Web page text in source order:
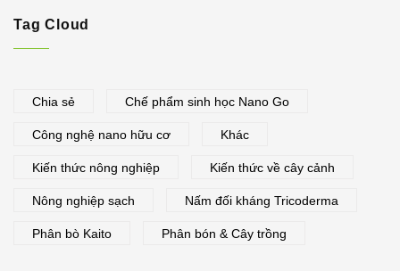
Tag Cloud
Chia sẻ Chế phẩm sinh học Nano Go
Công nghệ nano hữu cơ Khác
Kiến thức nông nghiệp Kiến thức về cây cảnh
Nông nghiệp sạch Nấm đối kháng Tricoderma
Phân bò Kaito Phân bón & Cây trồng